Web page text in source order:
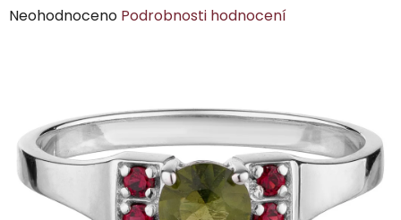
Průměrné
hvězdiček.
Neohodnoceno Podrobnosti hodnocení